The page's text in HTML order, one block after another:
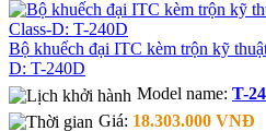
Bộ khuếch đại ITC kèm trộn kỹ
D: T-240D
Model name: T-
Giá: 18.303.000 VNĐ